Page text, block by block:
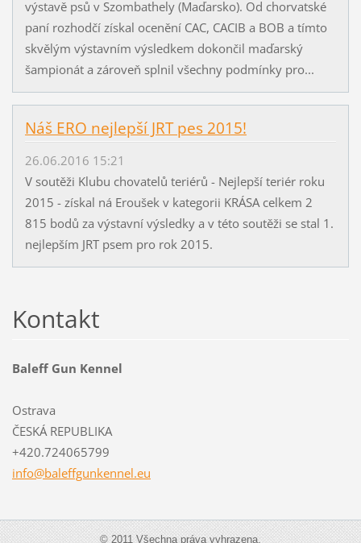
výstavě psů v Szombathely (Maďarsko). Od chorvatské
paní rozhodčí získal ocenění CAC, CACIB a BOB a tímto
skvělým výstavním výsledkem dokončil maďarský
šampionát a zároveň splnil všechny podmínky pro...
Náš ERO nejlepší JRT pes 2015!
26.06.2016 15:21
V soutěži Klubu chovatelů teriérů - Nejlepší teriér roku
2015 - získal ná Eroušek v kategorii KRÁSA celkem 2
815 bodů za výstavní výsledky a v této soutěži se stal 1.
nejlepším JRT psem pro rok 2015.
Kontakt
Baleff Gun Kennel
Ostrava
ČESKÁ REPUBLIKA
+420.724065799
info@baleffgunkennel.eu
© 2011 Všechna práva vyhrazena.